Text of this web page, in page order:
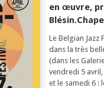
en œuvre,
Le Belgian
dans la très
(dans les
vendredi 5
et le samedi 6 :